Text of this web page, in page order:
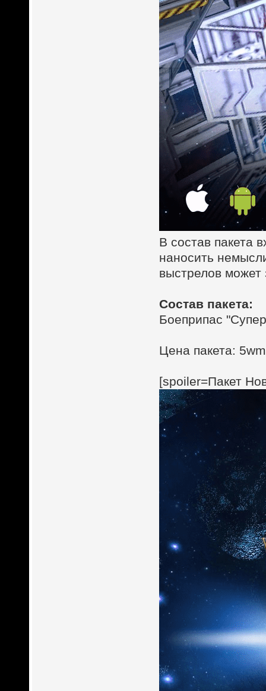
В состав пакета
наносить
выстрелов может
Состав пакета:
Боеприпас
Цена пакета:
[spoiler=Пакет